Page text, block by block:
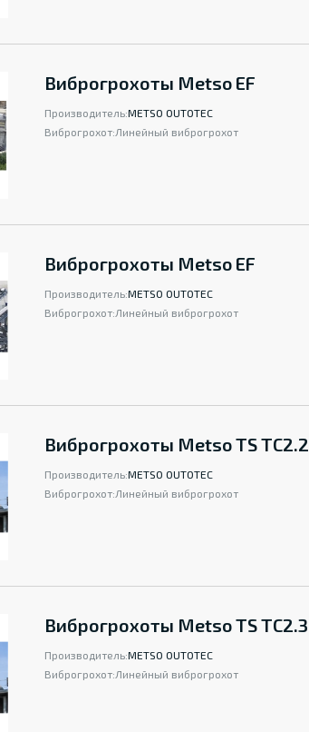
Виброгрохоты Metso EF
Производитель:METSO OUTOTEC
Виброгрохот:Линейный виброгрохот
Виброгрохоты Metso EF
Производитель:METSO OUTOTEC
Виброгрохот:Линейный виброгрохот
Виброгрохоты Metso TS ТС2.2
Производитель:METSO OUTOTEC
Виброгрохот:Линейный виброгрохот
Виброгрохоты Metso TS ТС2.3
Производитель:METSO OUTOTEC
Виброгрохот:Линейный виброгрохот